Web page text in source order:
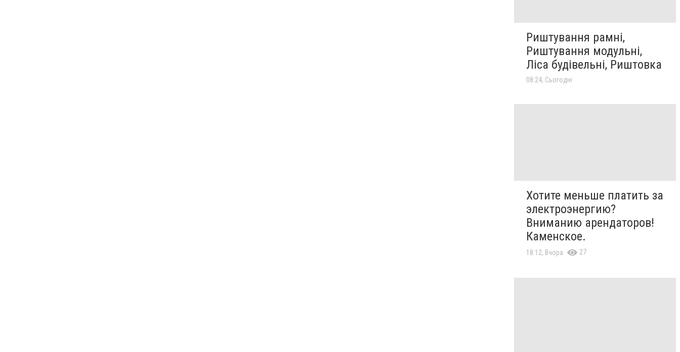
Риштування рамні,
Риштування модульні,
Ліса будівельні, Риштовка
08:24, Сьогодні
Хотите меньше платить за
электроэнергию?
Вниманию арендаторов!
Каменское.
18:12, Вчора 27